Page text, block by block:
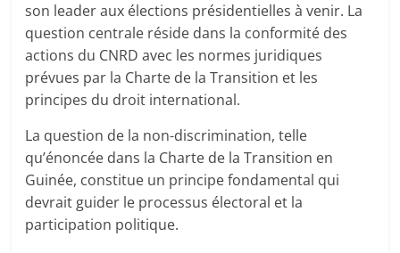
son leader aux élections présidentielles à venir. La
question centrale réside dans la conformité des
actions du CNRD avec les normes juridiques
prévues par la Charte de la Transition et les
principes du droit international.
La question de la non-discrimination, telle
qu’énoncée dans la Charte de la Transition en
Guinée, constitue un principe fondamental qui
devrait guider le processus électoral et la
participation politique.